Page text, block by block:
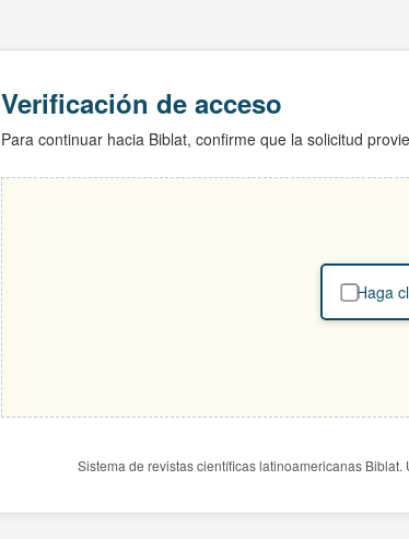
Verificación de acceso
Para continuar hacia Biblat, confirme que la solicitud
Haga
Sistema de revistas científicas latinoamericanas